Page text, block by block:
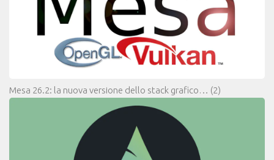
Mesa 26.2: la nuova versione dello stack grafico… (2)